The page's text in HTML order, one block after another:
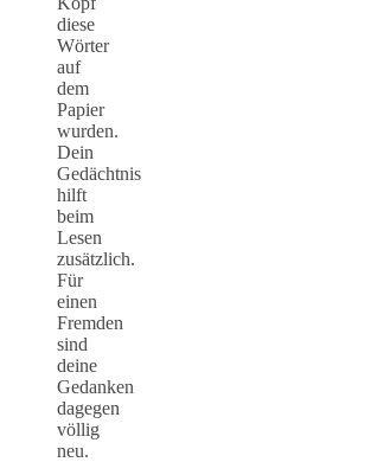
diese
Wörter
auf
dem
Papier
wurden.
Dein
Gedächtnis
hilft
beim
Lesen
zusätzlich.
Für
einen
Fremden
sind
deine
Gedanken
dagegen
völlig
neu.